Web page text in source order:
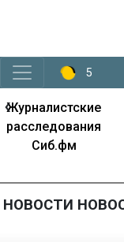
5
Журналистские
расследования
Сиб.фм
‹
НОВОСТИ